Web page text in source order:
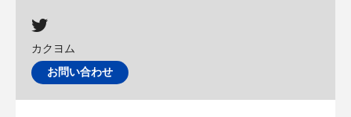
カクヨム
お問い合わせ